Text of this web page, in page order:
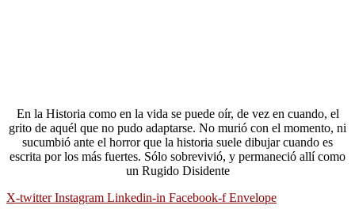
En la Historia como en la vida se puede oír, de vez en cuando, el
grito de aquél que no pudo adaptarse. No murió con el momento, ni
sucumbió ante el horror que la historia suele dibujar cuando es
escrita por los más fuertes. Sólo sobrevivió, y permaneció allí como
un Rugido Disidente
X-twitter Instagram Linkedin-in Facebook-f Envelope